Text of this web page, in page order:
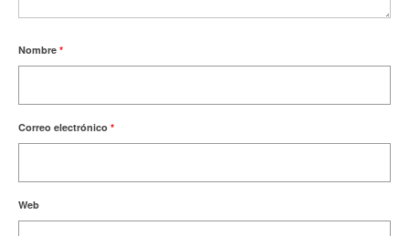
Nombre *
Correo electrónico *
Web